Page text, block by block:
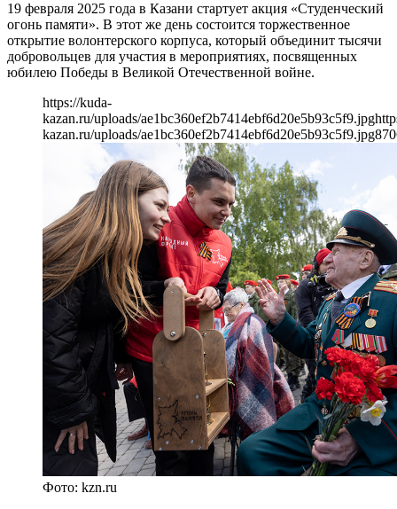
19 февраля 2025 года в Казани стартует акция «Студенческий
огонь памяти». В этот же день состоится торжественное
открытие волонтерского корпуса, который объединит тысячи
добровольцев для участия в мероприятиях, посвященных
юбилею Победы в Великой Отечественной войне.
https://kuda-
kazan.ru/uploads/ae1bc360ef2b7414ebf6d20e5b93c5f9.jpg
kazan.ru/uploads/ae1bc360ef2b7414ebf6d20e5b93c5f9.jpg870
Фото: kzn.ru